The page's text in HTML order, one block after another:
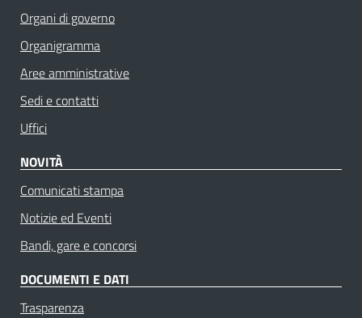
Organi di governo
Organigramma
Aree amministrative
Sedi e contatti
Uffici
NOVITÀ
Comunicati stampa
Notizie ed Eventi
Bandi, gare e concorsi
DOCUMENTI E DATI
Trasparenza